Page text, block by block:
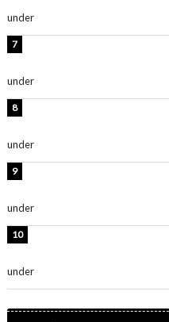
under
under
under
under
under